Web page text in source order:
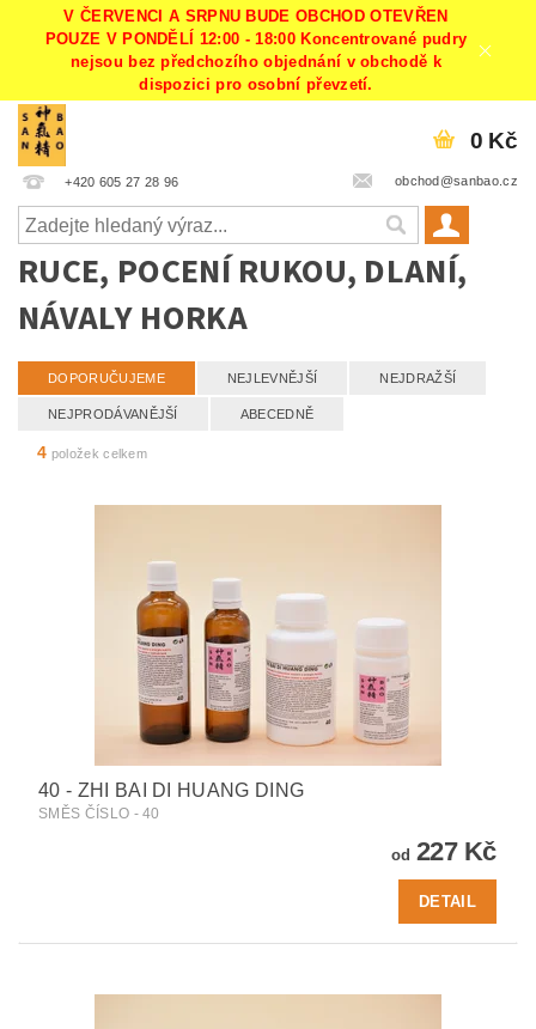
V ČERVENCI A SRPNU BUDE OBCHOD OTEVŘEN
POUZE V PONDĚLÍ 12:00 - 18:00 Koncentrované pudry
nejsou bez předchozího objednání v obchodě k
dispozici pro osobní převzetí.
+420 605 27 28 96 obchod@sanbao.cz
0 Kč
RUCE, POCENÍ RUKOU, DLANÍ,
NÁVALY HORKA
DOPORUČUJEME NEJLEVNĚJŠÍ NEJDRAŽŠÍ
NEJPRODÁVANĚJŠÍ ABECEDNĚ
4 položek celkem
40 - ZHI BAI DI HUANG DING
SMĚS ČÍSLO - 40
od 227 Kč
DETAIL